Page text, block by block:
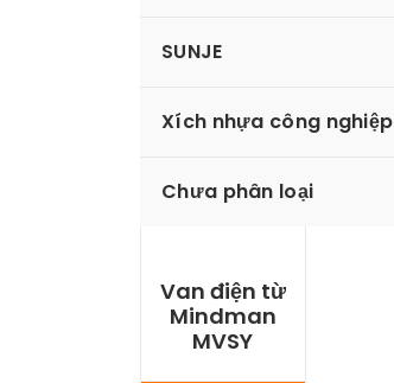
SUNJE
Xích nhựa công nghiệp
Chưa phân loại
Van điện từ
Mindman
MVSY